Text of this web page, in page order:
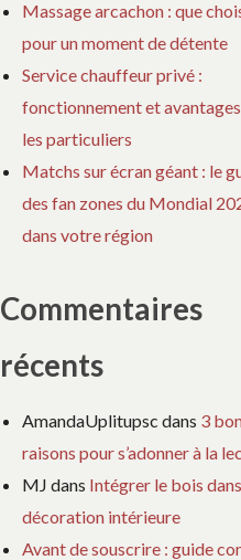
Massage arcachon : que
pour un moment de détente
Service chauffeur privé :
fonctionnement et
les particuliers
Matchs sur écran géant : le
des fan zones du Mondial
dans votre région
Commentaires
récents
AmandaUplitupsc dans 3
raisons pour s’adonner à la
MJ dans Intégrer le bois
décoration intérieure
Avant de souscrire : guide